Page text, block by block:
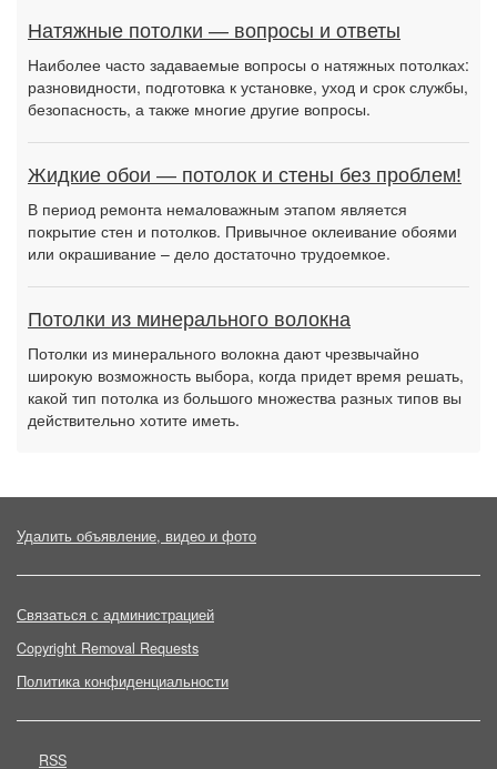
Натяжные потолки — вопросы и ответы
Наиболее часто задаваемые вопросы о натяжных потолках:
разновидности, подготовка к установке, уход и срок службы,
безопасность, а также многие другие вопросы.
Жидкие обои — потолок и стены без проблем!
В период ремонта немаловажным этапом является
покрытие стен и потолков. Привычное оклеивание обоями
или окрашивание – дело достаточно трудоемкое.
Потолки из минерального волокна
Потолки из минерального волокна дают чрезвычайно
широкую возможность выбора, когда придет время решать,
какой тип потолка из большого множества разных типов вы
действительно хотите иметь.
Удалить объявление, видео и фото
Связаться с администрацией
Copyright Removal Requests
Политика конфиденциальности
RSS